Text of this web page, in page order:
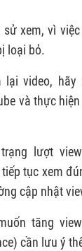
sử xem, vì
loại bỏ.
lại video,
và thực
lượt
tục xem
cập nhật
tăng
cần lưu ý